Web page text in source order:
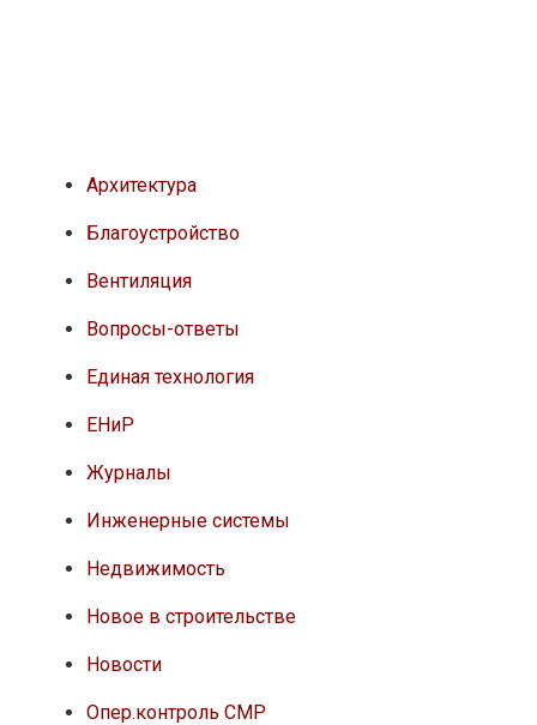
Архитектура
Благоустройство
Вентиляция
Вопросы-ответы
Единая технология
ЕНиР
Журналы
Инженерные системы
Недвижимость
Новое в строительстве
Новости
Опер.контроль СМР